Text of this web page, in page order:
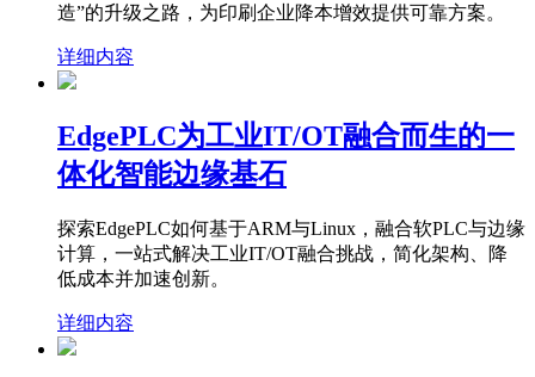
造”的升级之路，为印刷企业降本增效提供可靠方案。
详细内容
EdgePLC为工业IT/OT融合而生的一
体化智能边缘基石
探索EdgePLC如何基于ARM与Linux，融合软PLC与边缘
计算，一站式解决工业IT/OT融合挑战，简化架构、降
低成本并加速创新。
详细内容